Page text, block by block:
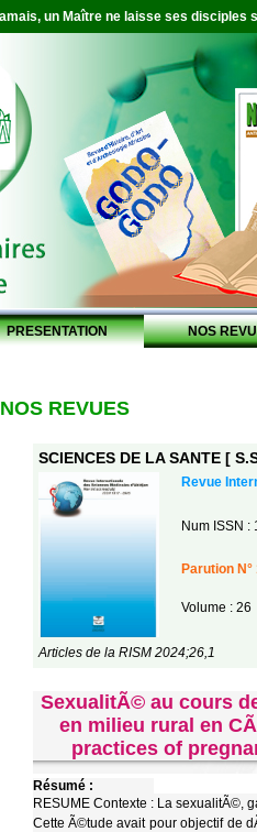
un Maître ne laisse ses disciples
PRESENTATION NOS
NOS REVUES
SCIENCES DE LA SANTE [
Revue
Num ISSN :
Parution N°
Volume : 26
Articles de la RISM 2024;26,1
SexualitÃ© au cours
en milieu rural en
practices of
Résumé :
RESUME Contexte : La sexualitÃ©,
Cette Ã©tude avait pour objectif de